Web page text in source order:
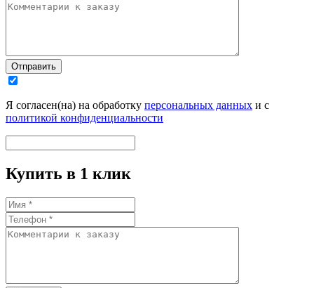
Отправить
Я согласен(на) на обработку персональных данных и с
политикой конфиденциальности
Купить в 1 клик